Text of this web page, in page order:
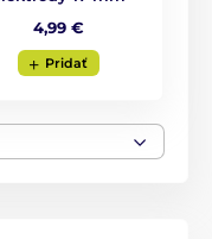
pomocou
LCD
4,99 €
Pridať